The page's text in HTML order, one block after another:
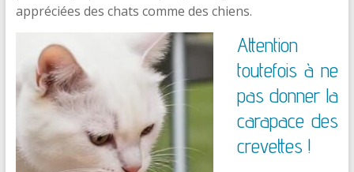
appréciées des chats comme des chiens.
Attention
toutefois à ne
pas donner la
carapace des
crevettes !